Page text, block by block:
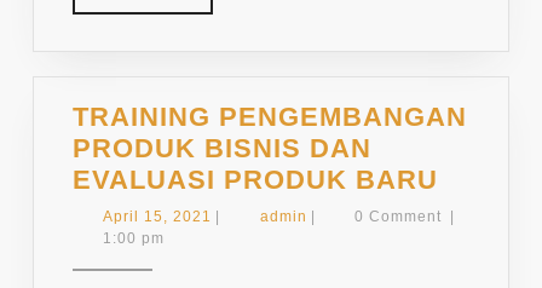
LEBIH
TRAINING PENGEMBANGAN
PRODUK BISNIS DAN
EVALUASI PRODUK BARU
April 15, 2021 April
admin admin 0 Comment
1:00 pm